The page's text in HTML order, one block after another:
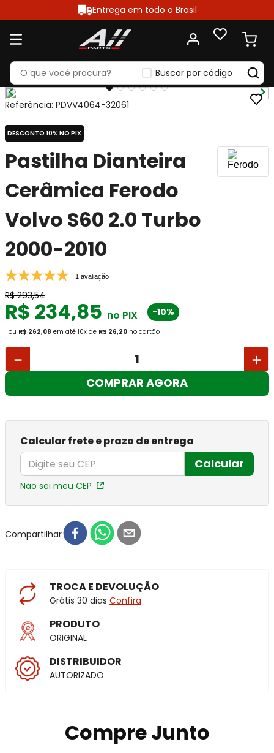
Entrega em todo o Brasil
Buscar por código
Referência: PDVV4064-32061
DESCONTO 10% NO PIX
Pastilha Dianteira
Cerâmica Ferodo
Volvo S60 2.0 Turbo
2000-2010
1 avaliação
R$ 293,54
R$ 234,85 no PIX -10%
ou R$ 262,08 em até 10x de R$ 26,20 no cartão
＋
－
COMPRAR AGORA
Calcular frete e prazo de entrega
Calcular
Não sei meu CEP
Compartilhar
TROCA E DEVOLUÇÃO
Grátis 30 dias Confira
PRODUTO
ORIGINAL
DISTRIBUIDOR
AUTORIZADO
Compre Junto